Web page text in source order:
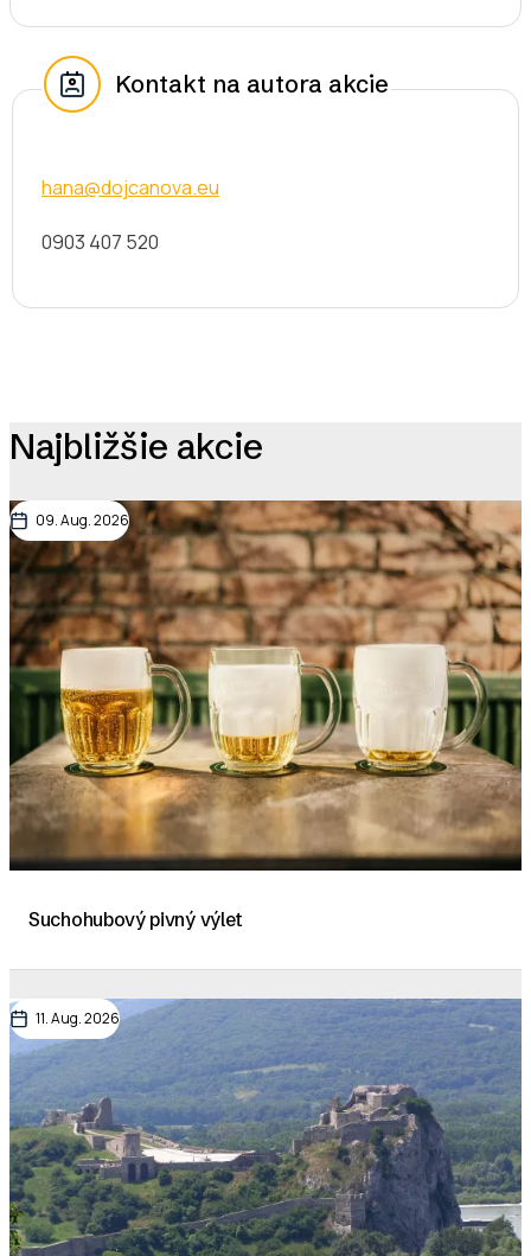
Kontakt na autora akcie
hana@dojcanova.eu
0903 407 520
Najbližšie akcie
09. Aug. 2026
Suchohubový pivný výlet
11. Aug. 2026